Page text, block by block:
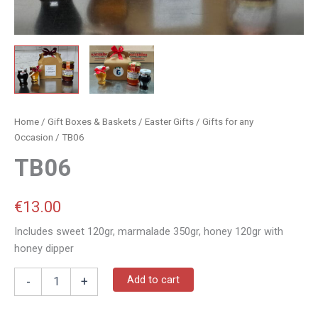
Home / Gift Boxes & Baskets / Easter Gifts / Gifts for any
Occasion / TB06
TB06
€13.00
Includes sweet 120gr, marmalade 350gr, honey 120gr with
honey dipper
- + Add to cart